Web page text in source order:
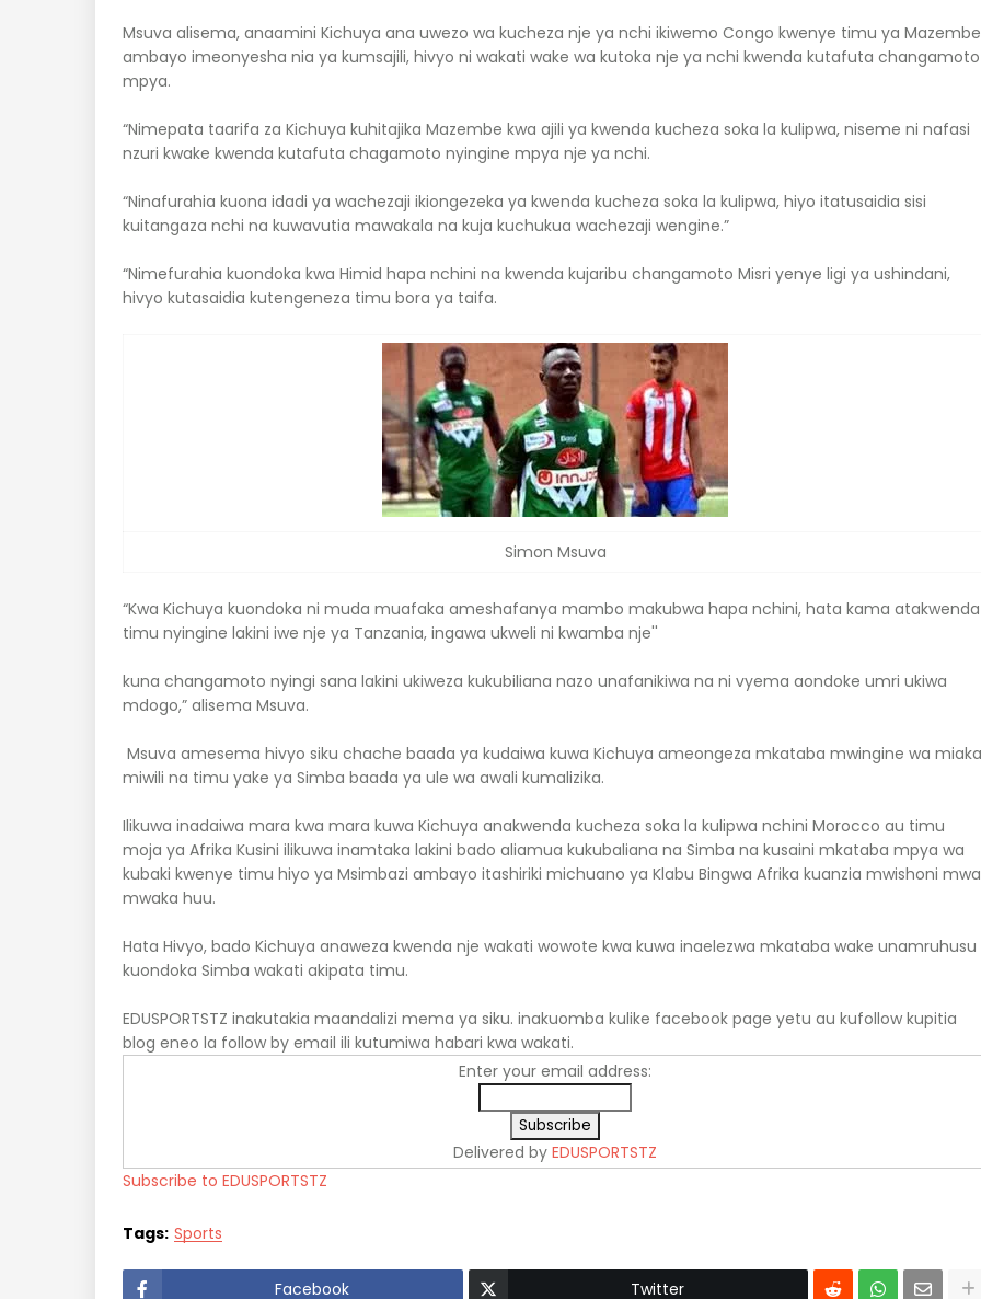
Msuva alisema, anaamini Kichuya ana uwezo wa kucheza nje ya nchi ikiwemo Congo kwenye timu ya Mazembe
ambayo imeonyesha nia ya kumsajili, hivyo ni wakati wake wa kutoka nje ya nchi kwenda kutafuta changamoto
mpya.
“Nimepata taarifa za Kichuya kuhitajika Mazembe kwa ajili ya kwenda kucheza soka la kulipwa, niseme ni nafasi
nzuri kwake kwenda kutafuta chagamoto nyingine mpya nje ya nchi.
“Ninafurahia kuona idadi ya wachezaji ikiongezeka ya kwenda kucheza soka la kulipwa, hiyo itatusaidia sisi
kuitangaza nchi na kuwavutia mawakala na kuja kuchukua wachezaji wengine.”
“Nimefurahia kuondoka kwa Himid hapa nchini na kwenda kujaribu changamoto Misri yenye ligi ya ushindani,
hivyo kutasaidia kutengeneza timu bora ya taifa.
Simon Msuva
“Kwa Kichuya kuondoka ni muda muafaka ameshafanya mambo makubwa hapa nchini, hata kama atakwenda
timu nyingine lakini iwe nje ya Tanzania, ingawa ukweli ni kwamba nje''
kuna changamoto nyingi sana lakini ukiweza kukubiliana nazo unafanikiwa na ni vyema aondoke umri ukiwa
mdogo,” alisema Msuva.
Msuva amesema hivyo siku chache baada ya kudaiwa kuwa Kichuya ameongeza mkataba mwingine wa miaka
miwili na timu yake ya Simba baada ya ule wa awali kumalizika.
Ilikuwa inadaiwa mara kwa mara kuwa Kichuya anakwenda kucheza soka la kulipwa nchini Morocco au timu
moja ya Afrika Kusini ilikuwa inamtaka lakini bado aliamua kukubaliana na Simba na kusaini mkataba mpya wa
kubaki kwenye timu hiyo ya Msimbazi ambayo itashiriki michuano ya Klabu Bingwa Afrika kuanzia mwishoni mwa
mwaka huu.
Hata Hivyo, bado Kichuya anaweza kwenda nje wakati wowote kwa kuwa inaelezwa mkataba wake unamruhusu
kuondoka Simba wakati akipata timu.
EDUSPORTSTZ inakutakia maandalizi mema ya siku. inakuomba kulike facebook page yetu au kufollow kupitia
blog eneo la follow by email ili kutumiwa habari kwa wakati.
Enter your email address:
Delivered by EDUSPORTSTZ
Subscribe to EDUSPORTSTZ
Tags: Sports
Facebook Twitter